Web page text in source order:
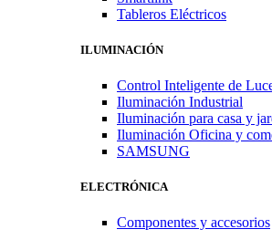
Tableros Eléctricos
ILUMINACIÓN
Control Inteligente de
Iluminación Industrial
Iluminación para casa y
Iluminación Oficina y
SAMSUNG
ELECTRÓNICA
Componentes y accesorios